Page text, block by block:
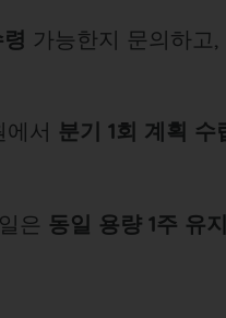
가능한지 문의하고
에서 분기 1회 계획 수
은 동일 용량 1주 유지